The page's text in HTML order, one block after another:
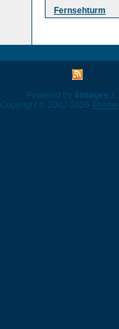
Fernsehturm
Powered by 4images
Copyright © 2002-2026